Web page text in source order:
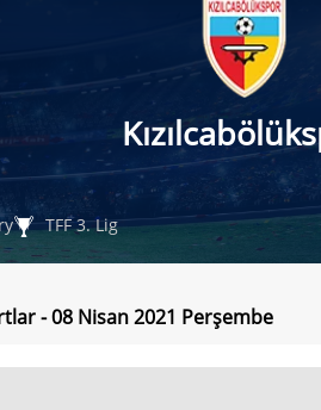
TFF 3. Lig
- 08 Nisan 2021 Perşembe